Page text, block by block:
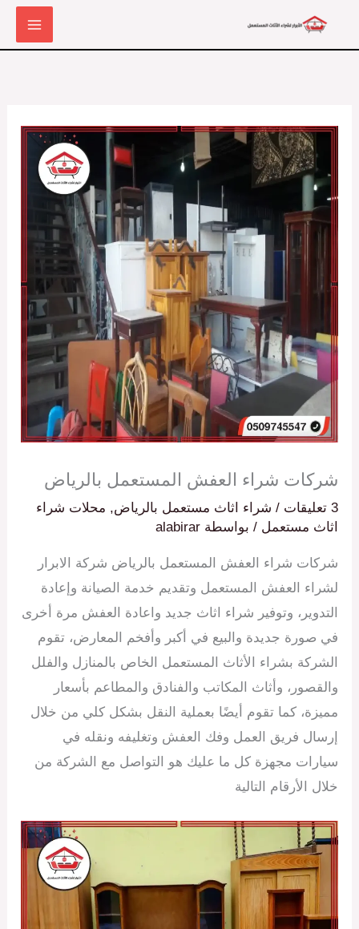
شركات شراء العفش المستعمل بالرياض
3 تعليقات / شراء اثاث مستعمل بالرياض, محلات شراء
اثاث مستعمل / بواسطة alabirar
شركات شراء العفش المستعمل بالرياض شركة الابرار
لشراء العفش المستعمل وتقديم خدمة الصيانة وإعادة
التدوير، وتوفير شراء اثاث جديد واعادة العفش مرة أخرى
في صورة جديدة والبيع في أكبر وأفخم المعارض، تقوم
الشركة بشراء الأثاث المستعمل الخاص بالمنازل والفلل
والقصور، وأثاث المكاتب والفنادق والمطاعم بأسعار
مميزة، كما تقوم أيضًا بعملية النقل بشكل كلي من خلال
إرسال فريق العمل وفك العفش وتغليفه ونقله في
سيارات مجهزة كل ما عليك هو التواصل مع الشركة من
خلال الأرقام التالية